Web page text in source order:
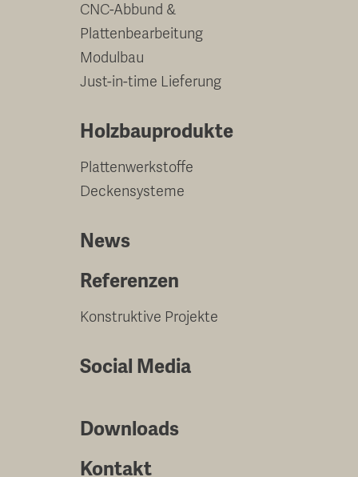
CNC-Abbund &
Plattenbearbeitung
Modulbau
Just-in-time Lieferung
Holzbauprodukte
Plattenwerkstoffe
Deckensysteme
News
Referenzen
Konstruktive Projekte
Social Media
Downloads
Kontakt